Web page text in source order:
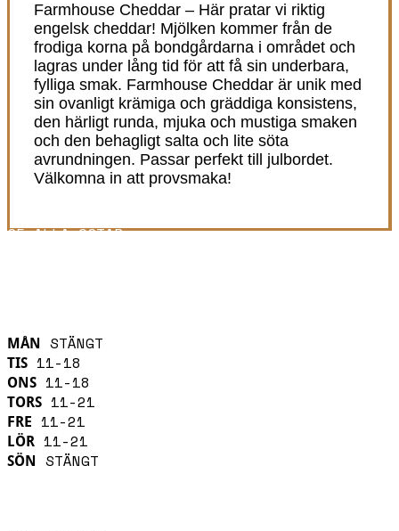
Farmhouse Cheddar – Här pratar vi riktig
engelsk cheddar! Mjölken kommer från de
frodiga korna på bondgårdarna i området och
lagras under lång tid för att få sin underbara,
fylliga smak. Farmhouse Cheddar är unik med
sin ovanligt krämiga och gräddiga konsistens,
den härligt runda, mjuka och mustiga smaken
och den behagligt salta och lite söta
avrundningen. Passar perfekt till julbordet.
Välkomna in att provsmaka!
SE ALLA OSTAR
MÅN STÄNGT
TIS 11-18
ONS 11-18
TORS 11-21
FRE 11-21
LÖR 11-21
SÖN STÄNGT